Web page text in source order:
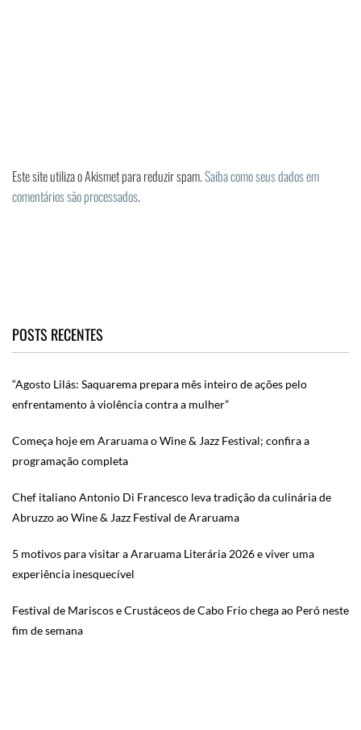
Este site utiliza o Akismet para reduzir spam.Saiba como seus dados em
comentários são processados.
POSTS RECENTES
“Agosto Lilás: Saquarema prepara mês inteiro de ações pelo
enfrentamento à violência contra a mulher”
Começa hoje em Araruama o Wine & Jazz Festival; confira a
programação completa
Chef italiano Antonio Di Francesco leva tradição da culinária de
Abruzzo ao Wine & Jazz Festival de Araruama
5 motivos para visitar a Araruama Literária 2026 e viver uma
experiência inesquecível
Festival de Mariscos e Crustáceos de Cabo Frio chega ao Peró neste
fim de semana